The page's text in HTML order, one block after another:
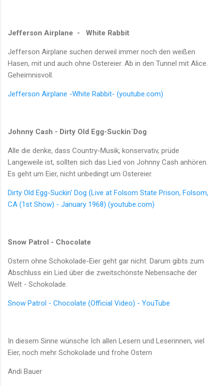
Jefferson Airplane - White Rabbit
Jefferson Airplane suchen derweil immer noch den weißen
Hasen, mit und auch ohne Ostereier. Ab in den Tunnel mit Alice.
Geheimnisvoll.
Jefferson Airplane -White Rabbit- (youtube.com)
Johnny Cash - Dirty Old Egg-Suckin`Dog
Alle die denke, dass Country-Musik, konservativ, prüde
Langeweile ist, sollten sich das Lied von Johnny Cash anhören.
Es geht um Eier, nicht unbedingt um Ostereier.
Dirty Old Egg-Suckin' Dog (Live at Folsom State Prison, Folsom,
CA (1st Show) - January 1968) (youtube.com)
Snow Patrol - Chocolate
Ostern ohne Schokolade-Eier geht gar nicht. Darum gibts zum
Abschluss ein Lied über die zweitschönste Nebensache der
Welt - Schokolade.
Snow Patrol - Chocolate (Official Video) - YouTube
In diesem Sinne wünsche Ich allen Lesern und Leserinnen, viel
Eier, noch mehr Schokolade und frohe Ostern
Andi Bauer